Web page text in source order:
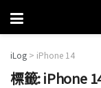
iLog > iPhone 14
標籤:iPhone